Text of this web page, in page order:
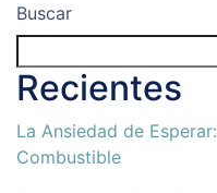
Buscar
Recientes
La Ansiedad de
Combustible